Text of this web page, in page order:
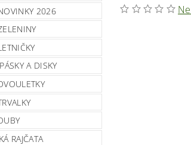
2026
A DISKY
RAJČATA